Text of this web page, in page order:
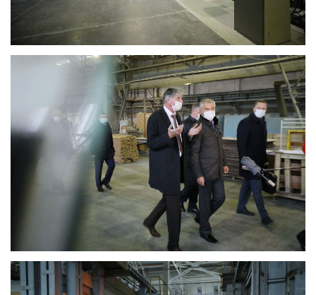
Володин: 31 августа